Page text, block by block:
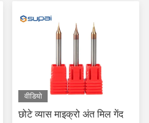
वीडियो
छोटे व्यास माइक्रो अंत मिल गेंद